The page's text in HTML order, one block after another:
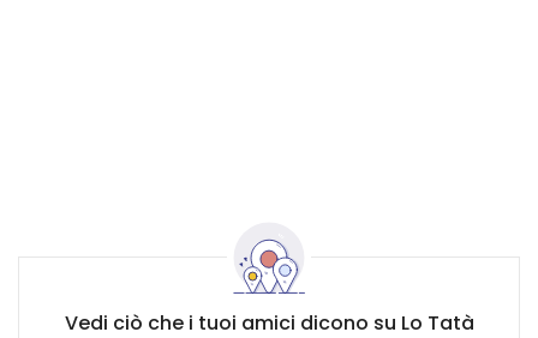
Vedi ciò che i tuoi amici dicono su Lo Tatà